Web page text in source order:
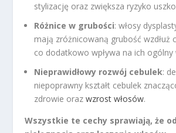
stylizację oraz zwiększa ryzyko
Różnice w grubości: włosy
mają zróżnicowaną grubość wzdłuż
co dodatkowo wpływa na ich ogólny
Nieprawidłowy rozwój cebulek:
niepoprawny kształt cebulek
zdrowie orazwzrost włosów.
Wszystkie te cechy sprawiają, że